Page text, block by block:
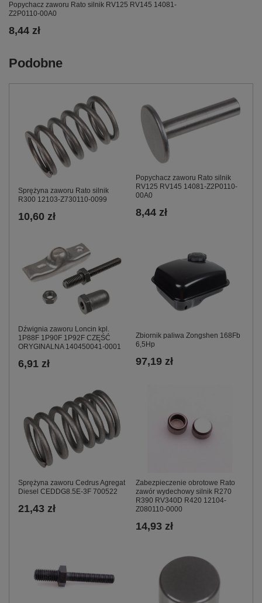
Popychacz zaworu Rato silnik RV125 RV145 14081-
Z2P0110-00A0
8,44 zł
Podobne
Sprężyna zaworu Rato silnik
R300 12103-Z730110-0099
10,60 zł
Popychacz zaworu Rato silnik
RV125 RV145 14081-Z2P0110-
00A0
8,44 zł
Dźwignia zaworu Loncin kpl.
1P88F 1P90F 1P92F CZĘŚĆ
ORYGINALNA 140450041-0001
6,91 zł
Zbiornik paliwa Zongshen 168Fb
6,5Hp
97,19 zł
Sprężyna zaworu Cedrus Agregat
Diesel CEDDG8.5E-3F 700522
21,43 zł
Zabezpieczenie obrotowe Rato
zawór wydechowy silnik R270
R390 RV340D R420 12104-
Z080110-0000
14,93 zł